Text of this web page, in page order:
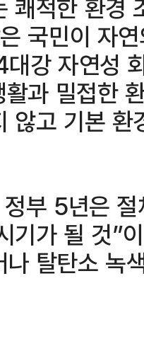
쾌적한 환경
국민이 자
강 자연성
과 밀접한
않고 기본
부 5년은
기가 될 것”
탈탄소 녹